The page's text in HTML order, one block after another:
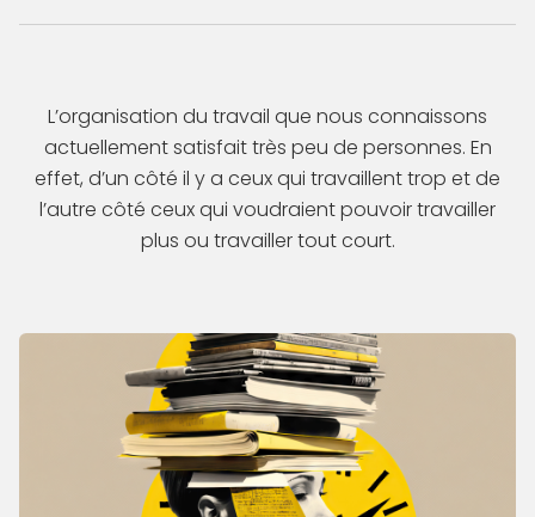
L’organisation du travail que nous connaissons
actuellement satisfait très peu de personnes. En
effet, d’un côté il y a ceux qui travaillent trop et de
l’autre côté ceux qui voudraient pouvoir travailler
plus ou travailler tout court.